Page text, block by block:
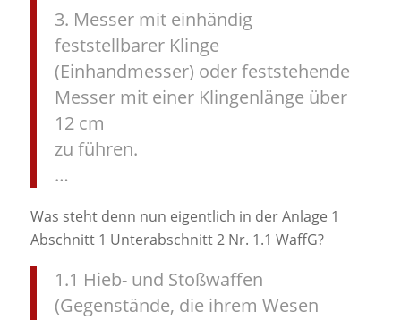
3. Messer mit einhändig
feststellbarer Klinge
(Einhandmesser) oder feststehende
Messer mit einer Klingenlänge über
12 cm
zu führen.
…
Was steht denn nun eigentlich in der Anlage 1
Abschnitt 1 Unterabschnitt 2 Nr. 1.1 WaffG?
1.1 Hieb- und Stoßwaffen
(Gegenstände, die ihrem Wesen